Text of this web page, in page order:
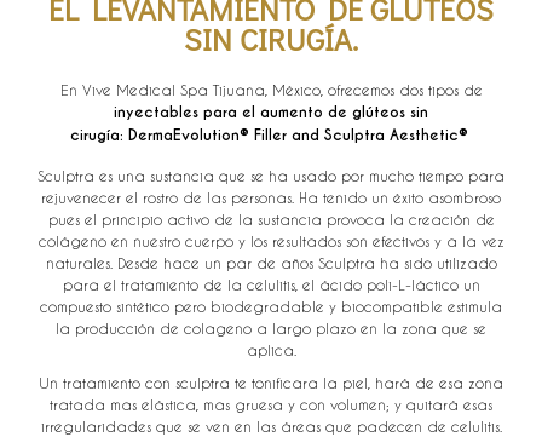
EL LEVANTAMIENTO DE GLÚTEOS
SIN CIRUGÍA.
En Vive Medical Spa Tijuana, México, ofrecemos dos tipos de
inyectables para el aumento de glúteos sin
cirugía: DermaEvolution® Filler and Sculptra Aesthetic®
Sculptra es una sustancia que se ha usado por mucho tiempo para
rejuvenecer el rostro de las personas. Ha tenido un éxito asombroso
pues el principio activo de la sustancia provoca la creación de
colágeno en nuestro cuerpo y los resultados son efectivos y a la vez
naturales. Desde hace un par de años Sculptra ha sido utilizado
para el tratamiento de la celulitis, el ácido poli-L-láctico un
compuesto sintético pero biodegradable y biocompatible estimula
la producción de colageno a largo plazo en la zona que se
aplica.
Un tratamiento con sculptra te tonificara la piel, hará de esa zona
tratada mas elástica, mas gruesa y con volumen; y quitará esas
irregularidades que se ven en las áreas que padecen de celulitis.